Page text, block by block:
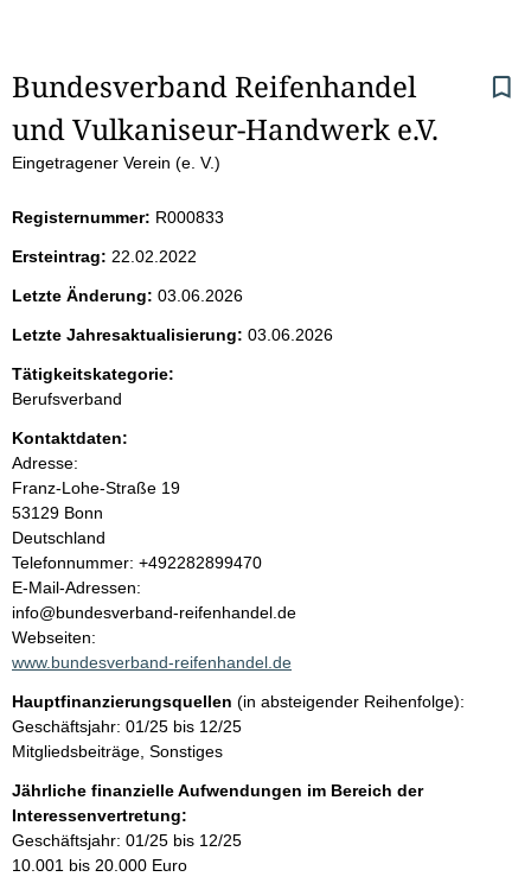
S
e
t
e
n
i
n
h
a
l
t
Bundesverband Reifenhandel
und Vulkaniseur-Handwerk e.V.
Eingetragener Verein (e. V.)
Registernummer: R000833
Ersteintrag: 22.02.2022
Letzte Änderung: 03.06.2026
Letzte Jahresaktualisierung: 03.06.2026
Tätigkeitskategorie:
Berufsverband
Kontaktdaten:
Adresse:
Franz-Lohe-Straße 19
53129 Bonn
Deutschland
K
o
n
t
a
t
i
n
f
o
r
m
Telefonnummer: +492282899470
E-Mail-Adressen:
info@bundesverband-reifenhandel.de
Webseiten:
www.bundesverband-reifenhandel.de
Hauptfinanzierungsquellen (in absteigender Reihenfolge):
Geschäftsjahr: 01/25 bis 12/25
Mitgliedsbeiträge, Sonstiges
Jährliche finanzielle Aufwendungen im Bereich der
Interessenvertretung:
Geschäftsjahr: 01/25 bis 12/25
10.001 bis 20.000 Euro